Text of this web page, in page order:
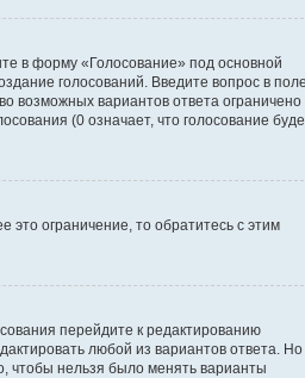
в форму «Голосование» под основной
голосований. Введите вопрос в поле
возможных вариантов ответа ограничено
(0 означает, что голосование
ограничение, то обратитесь с этим
перейдите к редактированию
любой из вариантов ответа. Но
чтобы нельзя было менять варианты